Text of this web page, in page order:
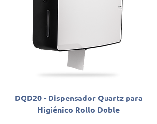
DQD20 - Dispensador Quartz para
Higiénico Rollo Doble